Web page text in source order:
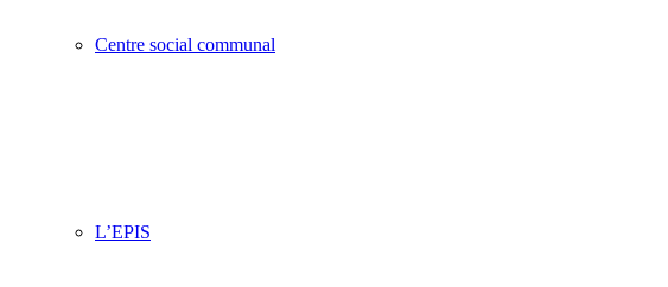
Centre social communal
L’EPIS